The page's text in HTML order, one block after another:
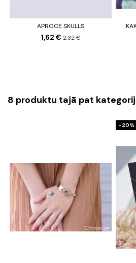
APROCE SKULLS
1,62 € 2,32 €
8 produktu tajā pat
-20%